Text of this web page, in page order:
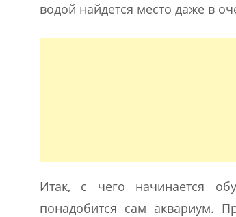
водой найдется место даже в
Итак, с чего начинается
понадобится сам аквариум.